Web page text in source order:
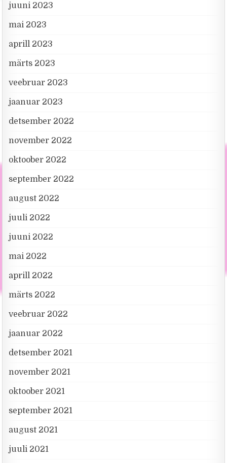
juuni 2023
mai 2023
aprill 2023
märts 2023
veebruar 2023
jaanuar 2023
detsember 2022
november 2022
oktoober 2022
september 2022
august 2022
juuli 2022
juuni 2022
mai 2022
aprill 2022
märts 2022
veebruar 2022
jaanuar 2022
detsember 2021
november 2021
oktoober 2021
september 2021
august 2021
juuli 2021